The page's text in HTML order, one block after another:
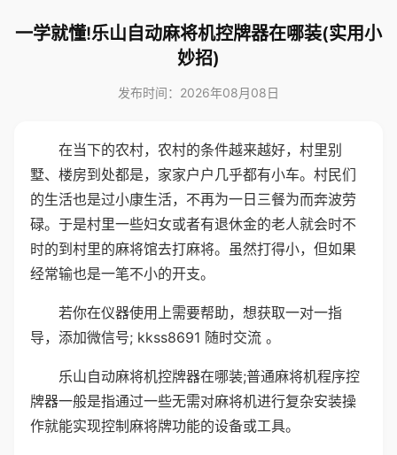
一学就懂!乐山自动麻将机控牌器在哪装(实用小
妙招)
发布时间：2026年08月08日
在当下的农村，农村的条件越来越好，村里别
墅、楼房到处都是，家家户户几乎都有小车。村民们
的生活也是过小康生活，不再为一日三餐为而奔波劳
碌。于是村里一些妇女或者有退休金的老人就会时不
时的到村里的麻将馆去打麻将。虽然打得小，但如果
经常输也是一笔不小的开支。
若你在仪器使用上需要帮助，想获取一对一指
导，添加微信号; kkss8691 随时交流 。
乐山自动麻将机控牌器在哪装;普通麻将机程序控
牌器一般是指通过一些无需对麻将机进行复杂安装操
作就能实现控制麻将牌功能的设备或工具。